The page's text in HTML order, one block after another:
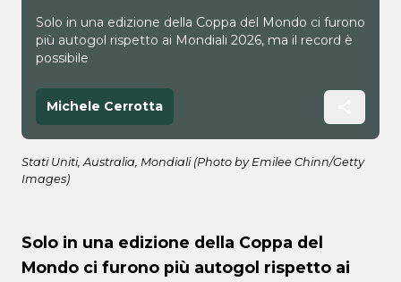
Solo in una edizione della Coppa del Mondo ci furono
più autogol rispetto ai Mondiali 2026, ma il record è
possibile
Michele Cerrotta
Stati Uniti, Australia, Mondiali (Photo by Emilee Chinn/Getty
Images)
Solo in una edizione della Coppa del
Mondo ci furono più autogol rispetto ai